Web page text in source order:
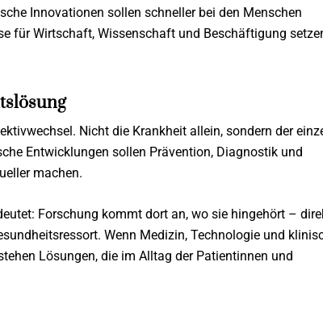
Innovationen sollen schneller bei den Menschen
für Wirtschaft, Wissenschaft und Beschäftigung
Nicht die Krankheit allein, sondern der
Entwicklungen sollen Prävention, Diagnostik und
machen.
Forschung kommt dort an, wo sie hingehört –
Wenn Medizin, Technologie und
Lösungen, die im Alltag der Patientinnen und